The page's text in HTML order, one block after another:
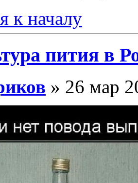
к началу
пития в
» 26 мар